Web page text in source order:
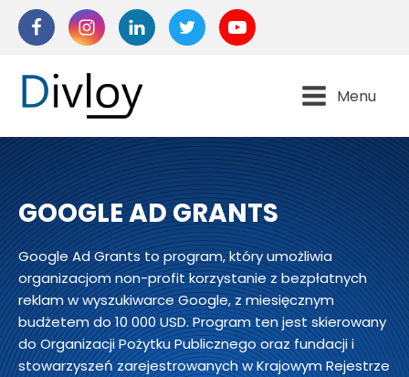
Menu
GOOGLE AD GRANTS
Google Ad Grants to program, który umożliwia
organizacjom non-profit korzystanie z bezpłatnych
reklam w wyszukiwarce Google, z miesięcznym
budżetem do 10 000 USD. Program ten jest skierowany
do Organizacji Pożytku Publicznego oraz fundacji i
stowarzyszeń zarejestrowanych w Krajowym Rejestrze